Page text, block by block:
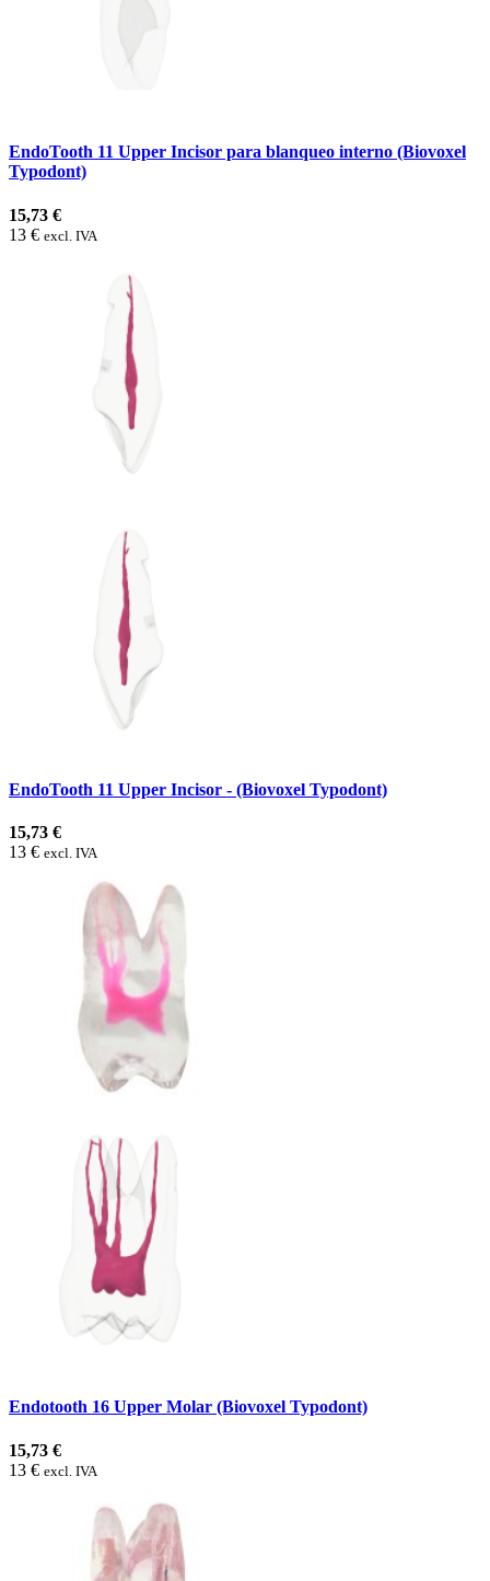
EndoTooth 11 Upper Incisor para blanqueo interno (Biovoxel
Typodont)
15,73 €
13 € excl. IVA
EndoTooth 11 Upper Incisor - (Biovoxel Typodont)
15,73 €
13 € excl. IVA
Endotooth 16 Upper Molar (Biovoxel Typodont)
15,73 €
13 € excl. IVA